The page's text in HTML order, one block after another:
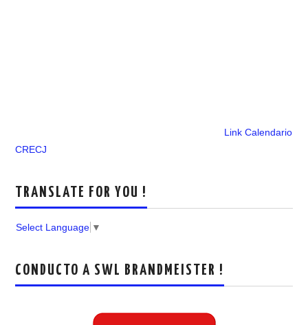
Link Calendario
CRECJ
TRANSLATE FOR YOU !
Select Language ▼
CONDUCTO A SWL BRANDMEISTER !